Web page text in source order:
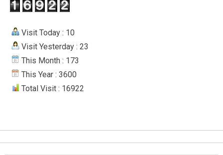
Visit Today : 10
Visit Yesterday : 23
This Month : 173
This Year : 3600
Total Visit : 16922